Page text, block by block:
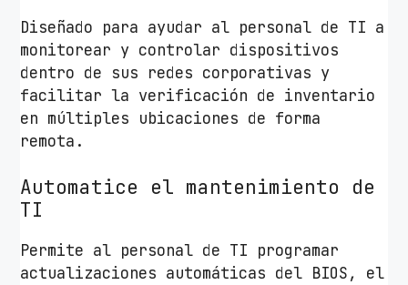
Diseñado para ayudar al personal de TI a
monitorear y controlar dispositivos
dentro de sus redes corporativas y
facilitar la verificación de inventario
en múltiples ubicaciones de forma
remota.
Automatice el mantenimiento de
TI
Permite al personal de TI programar
actualizaciones automáticas del BIOS, el